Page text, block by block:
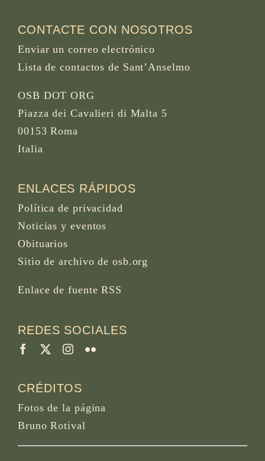
CONTACTE CON NOSOTROS
Enviar un correo electrónico
Lista de contactos de Sant’Anselmo
OSB DOT ORG
Piazza dei Cavalieri di Malta 5
00153 Roma
Italia
ENLACES RÁPIDOS
Política de privacidad
Noticias y eventos
Obituarios
Sitio de archivo de osb.org
Enlace de fuente RSS
REDES SOCIALES
CRÉDITOS
Fotos de la página
Bruno Rotival